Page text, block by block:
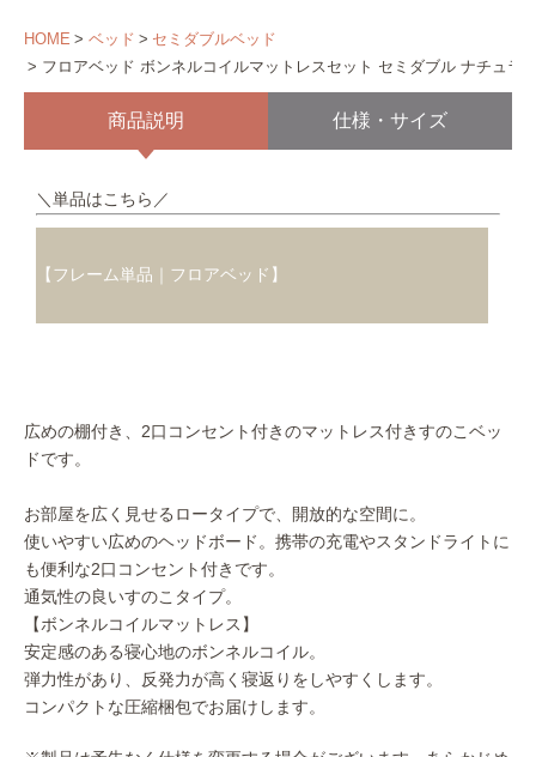
HOME ベッド
セミダブルベッド
フロアベッド ボンネルコイルマットレスセット セミダブル ナチュラ
商品説明 仕様・サイズ
＼単品はこちら／
【フレーム単品｜フロアベッド】
広めの棚付き、2口コンセント付きのマットレス付きすのこベッ
ドです。
お部屋を広く見せるロータイプで、開放的な空間に。
使いやすい広めのヘッドボード。携帯の充電やスタンドライトに
も便利な2口コンセント付きです。
通気性の良いすのこタイプ。
【ボンネルコイルマットレス】
安定感のある寝心地のボンネルコイル。
弾力性があり、反発力が高く寝返りをしやすくします。
コンパクトな圧縮梱包でお届けします。